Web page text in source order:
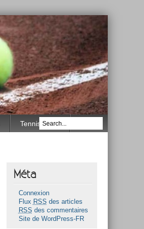
Tennis Race
Méta
Connexion
Flux RSS des articles
RSS des commentaires
Site de WordPress-FR